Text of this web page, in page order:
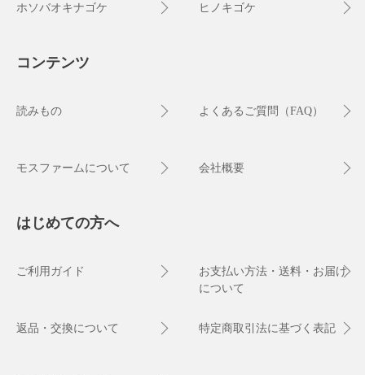
ホソバオキナゴケ ヒノキゴケ
コンテンツ
読みもの よくあるご質問（FAQ）
モスファームについて 会社概要
はじめての方へ
ご利用ガイド
お支払い方法・送料・お届け
について
返品・交換について 特定商取引法に基づく表記